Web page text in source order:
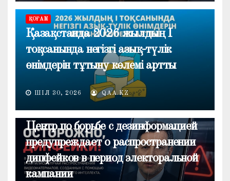
ҚОҒАМ
Қазақстанда 2026 жылдың I
тоқсанында негізгі азық-түлік
өнімдерін тұтыну көлемі артты
ШІЛ 30, 2026 QAA.KZ
ОБЩЕСТВО
Центр по борьбе с дезинформацией
предупреждает о распространении
дипфейков в период электоральной
кампании